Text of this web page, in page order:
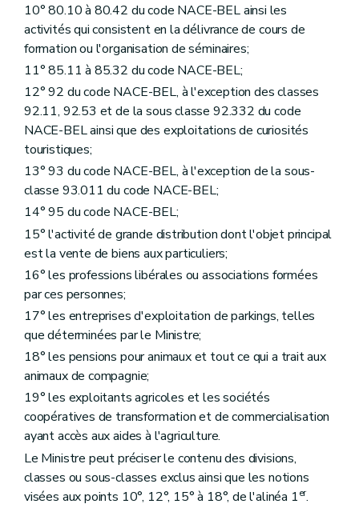
10° 80.10 à 80.42 du code NACE-BEL ainsi les
activités qui consistent en la délivrance de cours de
formation ou l'organisation de séminaires;
11° 85.11 à 85.32 du code NACE-BEL;
12° 92 du code NACE-BEL, à l'exception des classes
92.11, 92.53 et de la sous classe 92.332 du code
NACE-BEL ainsi que des exploitations de curiosités
touristiques;
13° 93 du code NACE-BEL, à l'exception de la sous-
classe 93.011 du code NACE-BEL;
14° 95 du code NACE-BEL;
15° l'activité de grande distribution dont l'objet principal
est la vente de biens aux particuliers;
16° les professions libérales ou associations formées
par ces personnes;
17° les entreprises d'exploitation de parkings, telles
que déterminées par le Ministre;
18° les pensions pour animaux et tout ce qui a trait aux
animaux de compagnie;
19° les exploitants agricoles et les sociétés
coopératives de transformation et de commercialisation
ayant accès aux aides à l'agriculture.
Le Ministre peut préciser le contenu des divisions,
classes ou sous-classes exclus ainsi que les notions
visées aux points 10°, 12°, 15° à 18°, de l'alinéa 1er.